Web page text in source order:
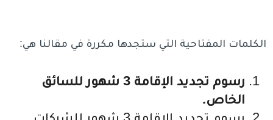
الكلمات المفتاحية التي ستجدها مكررة في مقالنا هي:
رسوم تجديد الإقامة 3 شهور للسائق
الخاص.